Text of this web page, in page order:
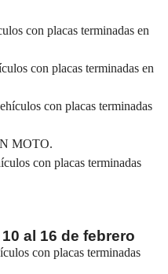
con placas terminadas en
con placas terminadas en
con placas terminadas
MOTO.
con placas terminadas
al 16 de febrero
con placas terminadas